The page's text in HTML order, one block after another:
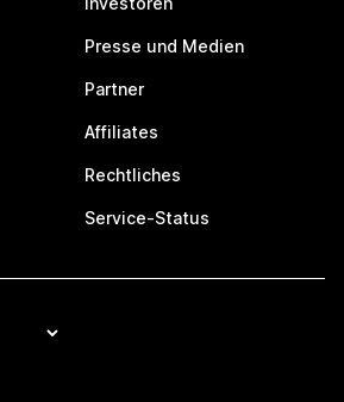
Presse und Medien
Partner
Affiliates
Rechtliches
Service-Status